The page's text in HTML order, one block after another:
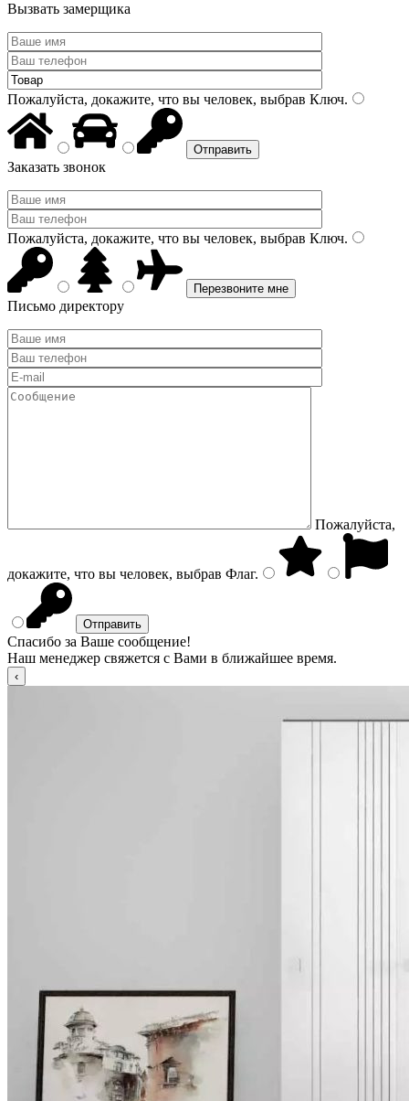
Вызвать замерщика
Пожалуйста, докажите, что вы человек, выбрав Ключ.
Заказать звонок
Пожалуйста, докажите, что вы человек, выбрав Ключ.
Письмо директору
Пожалуйста,
докажите, что вы человек, выбрав Флаг.
Спасибо за Ваше сообщение!
Наш менеджер свяжется с Вами в ближайшее время.